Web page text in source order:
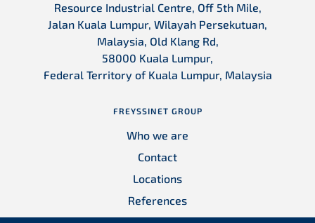
Resource Industrial Centre, Off 5th Mile,
Jalan Kuala Lumpur, Wilayah Persekutuan,
Malaysia, Old Klang Rd,
58000 Kuala Lumpur,
Federal Territory of Kuala Lumpur, Malaysia
FREYSSINET GROUP
Who we are
Contact
Locations
References